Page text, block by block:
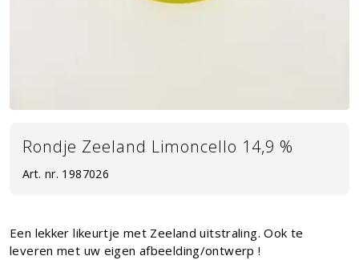
Rondje Zeeland Limoncello 14,9 %
Art. nr. 1987026
Een lekker likeurtje met Zeeland uitstraling. Ook te
leveren met uw eigen afbeelding/ontwerp !